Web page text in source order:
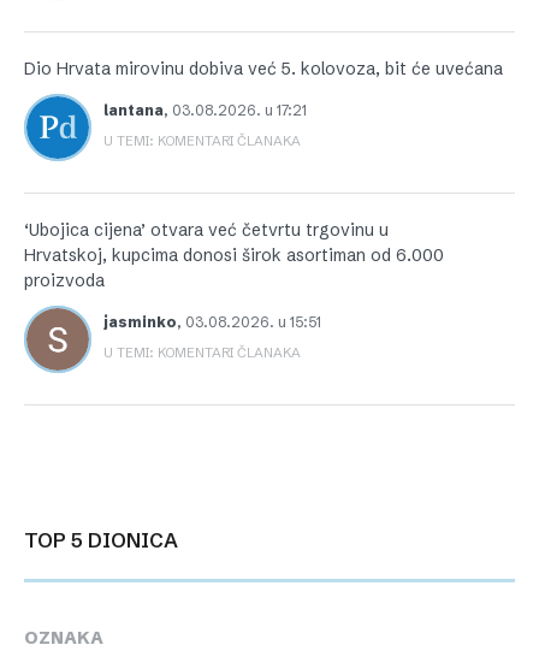
Dio Hrvata mirovinu dobiva već 5. kolovoza, bit će uvećana
lantana, 03.08.2026. u 17:21
U TEMI: KOMENTARI ČLANAKA
‘Ubojica cijena’ otvara već četvrtu trgovinu u
Hrvatskoj, kupcima donosi širok asortiman od 6.000
proizvoda
jasminko, 03.08.2026. u 15:51
U TEMI: KOMENTARI ČLANAKA
TOP 5 DIONICA
OZNAKA